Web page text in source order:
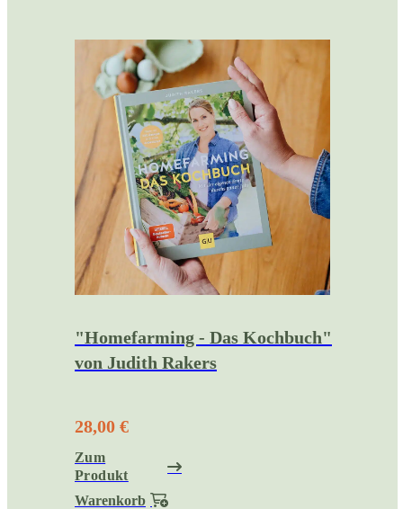
"Homefarming - Das Kochbuch"
von Judith Rakers
28,00 €
Zum
Produkt
Warenkorb